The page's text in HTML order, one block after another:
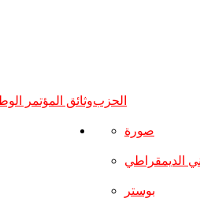
الحزبوثائق المؤتمر
صورة
الديمقراطي
بوستر